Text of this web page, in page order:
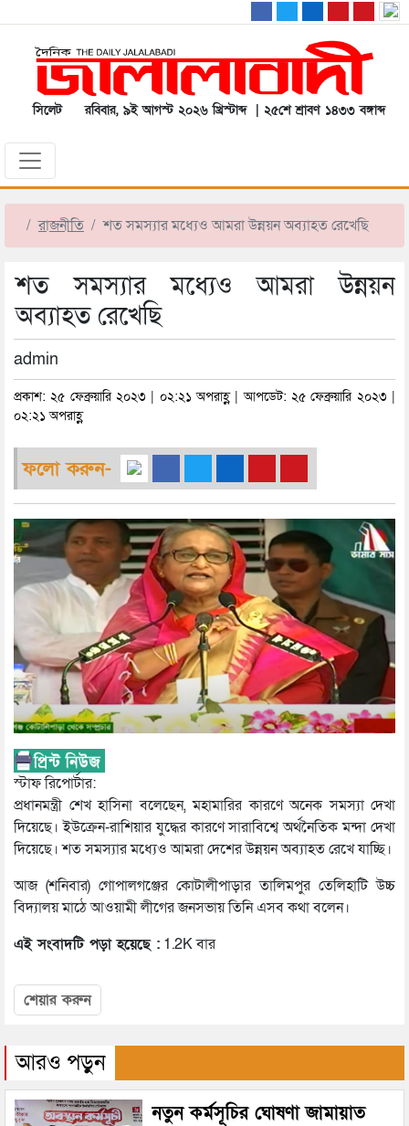
সিলেট রবিবার, ৯ই আগস্ট ২০২৬ খ্রিস্টাব্দ | ২৫শে শ্রাবণ ১৪৩৩ বঙ্গাব্দ
রাজনীতি শত সমস্যার মধ্যেও আমরা উন্নয়ন অব্যাহত রেখেছি
শত সমস্যার মধ্যেও আমরা উন্নয়ন
অব্যাহত রেখেছি
admin
প্রকাশ: ২৫ ফেব্রুয়ারি ২০২৩ | ০২:২১ অপরাহ্ণ | আপডেট: ২৫ ফেব্রুয়ারি ২০২৩ |
০২:২১ অপরাহ্ণ
ফলো করুন-
স্টাফ রিপোর্টার:
প্রধানমন্ত্রী শেখ হাসিনা বলেছেন, মহামারির কারণে অনেক সমস্যা দেখা
দিয়েছে। ইউক্রেন-রাশিয়ার যুদ্ধের কারণে সারাবিশ্বে অর্থনৈতিক মন্দা দেখা
দিয়েছে। শত সমস্যার মধ্যেও আমরা দেশের উন্নয়ন অব্যাহত রেখে যাচ্ছি।
আজ (শনিবার) গোপালগঞ্জের কোটালীপাড়ার তালিমপুর তেলিহাটি উচ্চ
বিদ্যালয় মাঠে আওয়ামী লীগের জনসভায় তিনি এসব কথা বলেন।
এই সংবাদটি পড়া হয়েছে : 1.2K বার
শেয়ার করুন
আরও পড়ুন
নতুন কর্মসূচির ঘোষণা জামায়াত